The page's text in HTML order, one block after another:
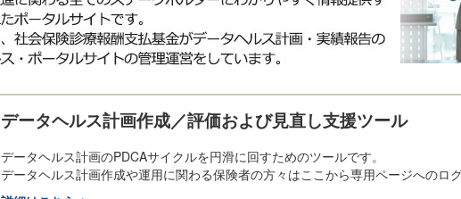
データヘルス計画作成／評価および見直し支援ツール
データヘルス計画のPDCAサイクルを円滑に回すためのツールです。
データヘルス計画作成や運用に関わる保険者の方々はここから専用ページへのロ